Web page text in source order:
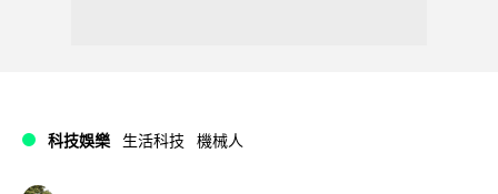
科技娛樂 生活科技 機械人